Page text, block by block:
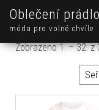
Oblečení
móda pro volné chvíle
Zobrazeno 1. – 32. z